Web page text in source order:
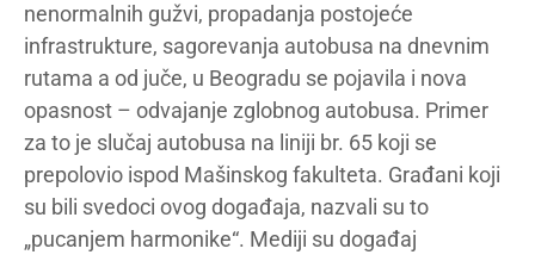
nenormalnih gužvi, propadanja postojeće
infrastrukture, sagorevanja autobusa na dnevnim
rutama a od juče, u Beogradu se pojavila i nova
opasnost – odvajanje zglobnog autobusa. Primer
za to je slučaj autobusa na liniji br. 65 koji se
prepolovio ispod Mašinskog fakulteta. Građani koji
su bili svedoci ovog događaja, nazvali su to
„pucanjem harmonike“. Mediji su događaj